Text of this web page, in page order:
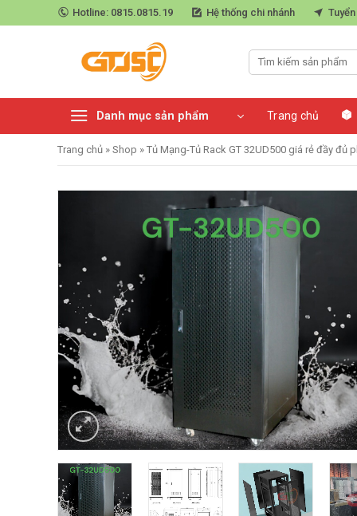
to
Hotline: 0815.0815.19 Hệ thống chi nhánh
Danh mục sản phẩm Trang chủ
Trang chủ » Shop » Tủ Mạng-Tủ Rack GT 32UD500 giá rẻ đầy đủ